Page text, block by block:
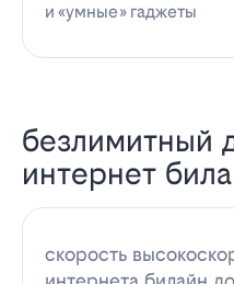
и «умные» гаджеты
безлимитный
интернет
скорость